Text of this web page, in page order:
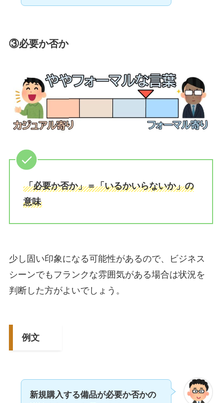
③必要か否か
「必要か否か」＝「いるかいらないか」の
意味
少し固い印象になる可能性があるので、ビジネス
シーンでもフランクな雰囲気がある場合は状況を
判断した方がよいでしょう。
例文
新規購入する備品が必要か否かの